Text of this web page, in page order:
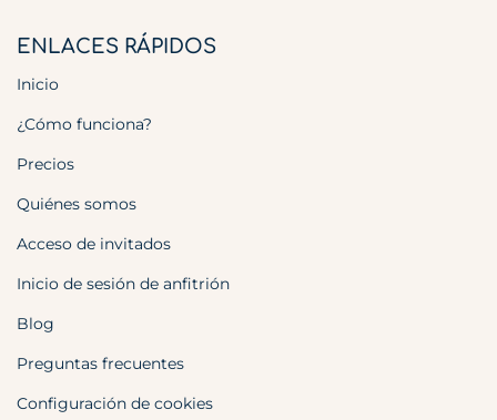
ENLACES RÁPIDOS
Inicio
¿Cómo funciona?
Precios
Quiénes somos
Acceso de invitados
Inicio de sesión de anfitrión
Blog
Preguntas frecuentes
Configuración de cookies